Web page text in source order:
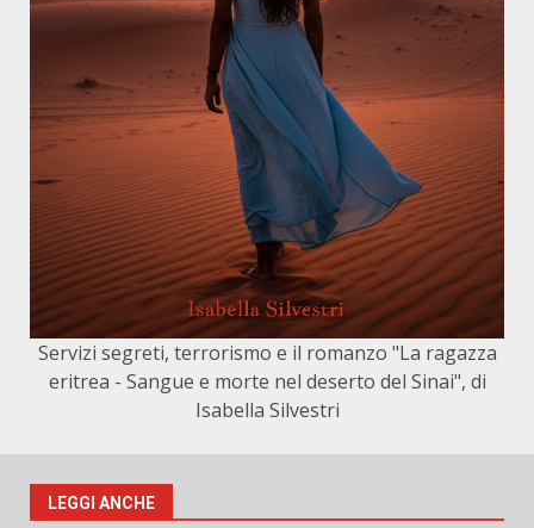
Servizi segreti, terrorismo e il romanzo "La ragazza
eritrea - Sangue e morte nel deserto del Sinai", di
Isabella Silvestri
LEGGI ANCHE